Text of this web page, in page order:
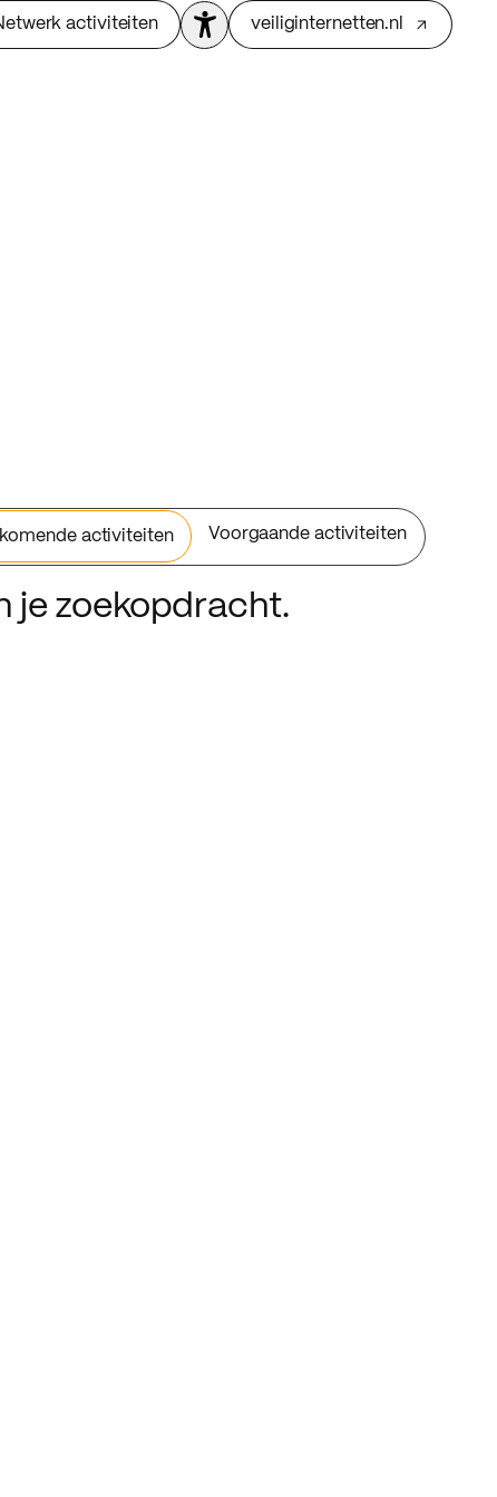
activiteiten veiliginternetten.nl
activiteiten Voorgaande activiteiten
je zoekopdracht.